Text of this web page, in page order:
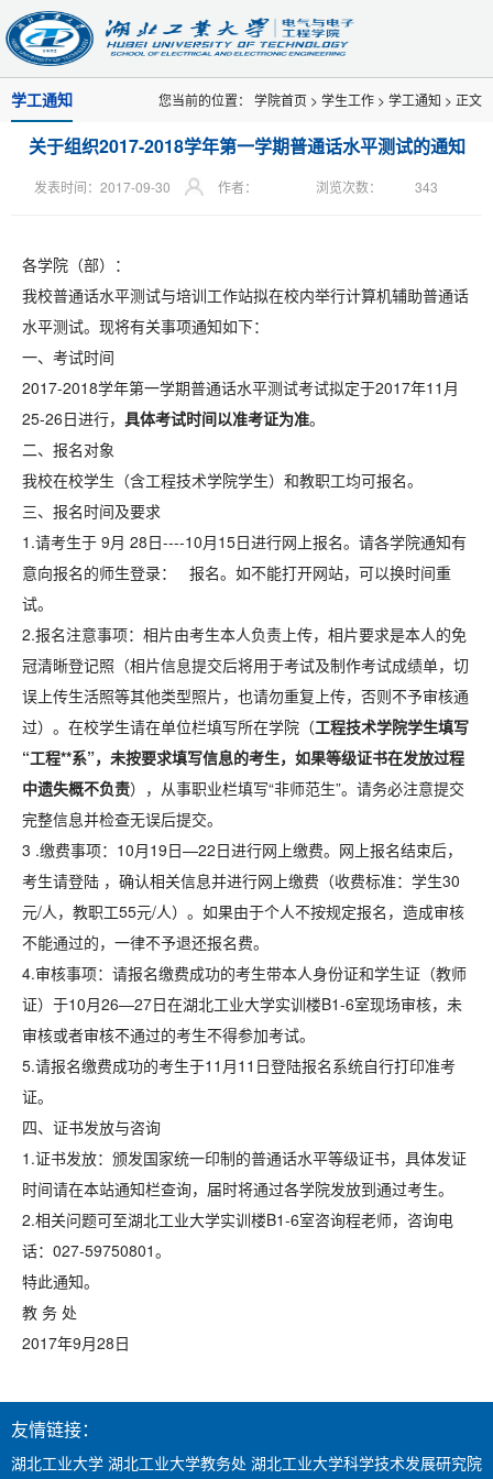
学工通知 您当前的位置： 学院首页 > 学生工作 > 学工通知 > 正文
关于组织2017-2018学年第一学期普通话水平测试的通知
发表时间：2017-09-30 作者： 浏览次数： 343
各学院（部）：
我校普通话水平测试与培训工作站拟在校内举行计算机辅助普通话
水平测试。现将有关事项通知如下：
一、考试时间
2017-2018学年第一学期普通话水平测试考试拟定于2017年11月
25-26日进行， 具体考试时间以准考证为准。
二、报名对象
我校在校学生（含工程技术学院学生）和教职工均可报名。
三、报名时间及要求
1.请考生于 9月 28日----10月15日进行网上报名。请各学院通知有
意向报名的师生登录： 报名。如不能打开网站，可以换时间重
试。
2.报名注意事项：相片由考生本人负责上传，相片要求是本人的免
冠清晰登记照（相片信息提交后将用于考试及制作考试成绩单，切
误上传生活照等其他类型照片，也请勿重复上传，否则不予审核通
过）。在校学生请在单位栏填写所在学院（工程技术学院学生填写
“工程**系”，未按要求填写信息的考生，如果等级证书在发放过程
中遗失概不负责），从事职业栏填写“非师范生”。请务必注意提交
完整信息并检查无误后提交。
3 .缴费事项：10月19日—22日进行网上缴费。网上报名结束后，
考生请登陆 ，确认相关信息并进行网上缴费（收费标准：学生30
元/人，教职工55元/人）。如果由于个人不按规定报名，造成审核
不能通过的，一律不予退还报名费。
4.审核事项：请报名缴费成功的考生带本人身份证和学生证（教师
证）于10月26—27日在湖北工业大学实训楼B1-6室现场审核，未
审核或者审核不通过的考生不得参加考试。
5.请报名缴费成功的考生于11月11日登陆报名系统自行打印准考
证。
四、证书发放与咨询
1.证书发放：颁发国家统一印制的普通话水平等级证书，具体发证
时间请在本站通知栏查询，届时将通过各学院发放到通过考生。
2.相关问题可至湖北工业大学实训楼B1-6室咨询程老师，咨询电
话：027-59750801。
特此通知。
教 务 处
2017年9月28日
友情链接：
湖北工业大学 湖北工业大学教务处 湖北工业大学科学技术发展研究院